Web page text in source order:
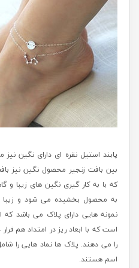
پابند استیل نقره ای دارای نگین
بین بافت زنجیر محصول نگین نیز
که با به کار گیری نگین های زیبا
به محصول بخشیده می شود و زیبا
نمونه هایی دارای پلاک می باشد
است که با ابعاد ریز در امتداد هم
را می دهند. پلاک ها نماد هایی را
اسم هستند.